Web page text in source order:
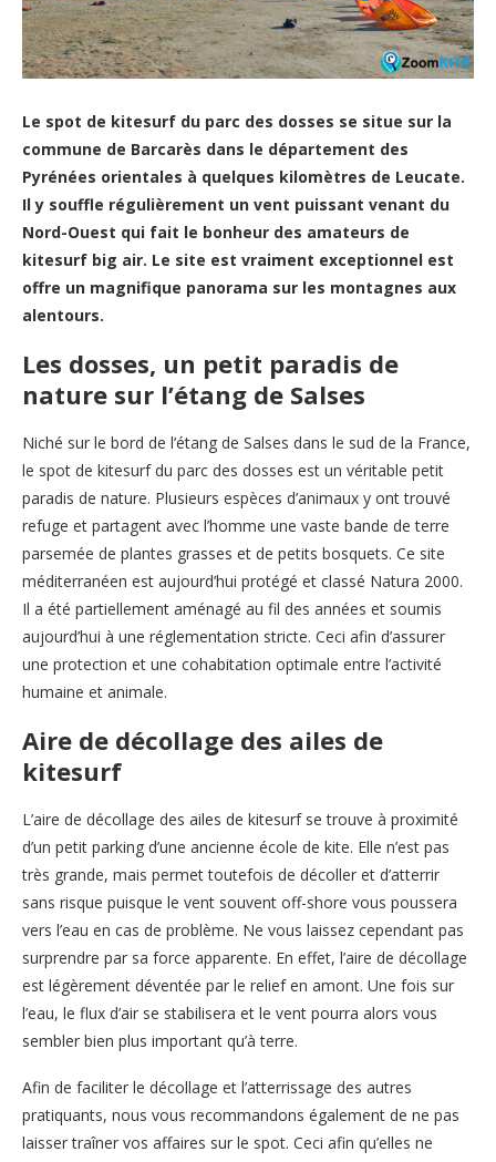
Le spot de kitesurf du parc des dosses se situe sur la
commune de Barcarès dans le département des
Pyrénées orientales à quelques kilomètres de Leucate.
Il y souffle régulièrement un vent puissant venant du
Nord-Ouest qui fait le bonheur des amateurs de
kitesurf big air. Le site est vraiment exceptionnel est
offre un magnifique panorama sur les montagnes aux
alentours.
Les dosses, un petit paradis de
nature sur l’étang de Salses
Niché sur le bord de l’étang de Salses dans le sud de la France,
le spot de kitesurf du parc des dosses est un véritable petit
paradis de nature. Plusieurs espèces d’animaux y ont trouvé
refuge et partagent avec l’homme une vaste bande de terre
parsemée de plantes grasses et de petits bosquets. Ce site
méditerranéen est aujourd’hui protégé et classé Natura 2000.
Il a été partiellement aménagé au fil des années et soumis
aujourd’hui à une réglementation stricte. Ceci afin d’assurer
une protection et une cohabitation optimale entre l’activité
humaine et animale.
Aire de décollage des ailes de
kitesurf
L’aire de décollage des ailes de kitesurf se trouve à proximité
d’un petit parking d’une ancienne école de kite. Elle n’est pas
très grande, mais permet toutefois de décoller et d’atterrir
sans risque puisque le vent souvent off-shore vous poussera
vers l’eau en cas de problème. Ne vous laissez cependant pas
surprendre par sa force apparente. En effet, l’aire de décollage
est légèrement déventée par le relief en amont. Une fois sur
l’eau, le flux d’air se stabilisera et le vent pourra alors vous
sembler bien plus important qu’à terre.
Afin de faciliter le décollage et l’atterrissage des autres
pratiquants, nous vous recommandons également de ne pas
laisser traîner vos affaires sur le spot. Ceci afin qu’elles ne